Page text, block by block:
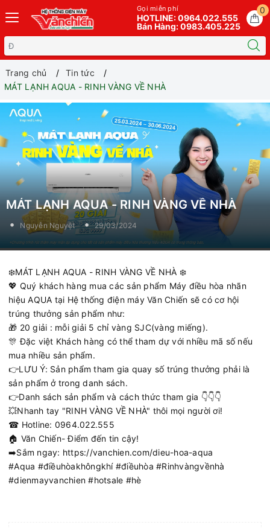
0
Gọi miễn phí
HOTLINE: 0964.022.555
Bán Hàng: 0983.405.225
Trang chủ
Tin tức
MÁT LẠNH AQUA - RINH VÀNG VỀ NHÀ
MÁT LẠNH AQUA - RINH VÀNG VỀ NHÀ
Nguyễn Nguyệt 29/03/2024
❄️MÁT LẠNH AQUA - RINH VÀNG VỀ NHÀ ❄️
💖 Quý khách hàng mua các sản phẩm Máy điều hòa nhãn
hiệu AQUA tại Hệ thống điện máy Văn Chiến sẽ có cơ hội
trúng thưởng sản phẩm như:
🎁 20 giải : mỗi giải 5 chỉ vàng SJC(vàng miếng).
🎊 Đặc việt Khách hàng có thể tham dự với nhiều mã số nếu
mua nhiều sản phẩm.
👉LƯU Ý: Sản phẩm tham gia quay số trúng thưởng phải là
sản phẩm ở trong danh sách.
👉Danh sách sản phẩm và cách thức tham gia 👇👇👇
💥Nhanh tay "RINH VÀNG VỀ NHÀ" thôi mọi người ơi!
☎ Hotline: 0964.022.555
🏠 Văn Chiến- Điểm đến tin cậy!
➡️Sắm ngay: https://vanchien.com/dieu-hoa-aqua
#Aqua #điềuhòakhôngkhí #điềuhòa #Rinhvàngvềnhà
#dienmayvanchien #hotsale #hè